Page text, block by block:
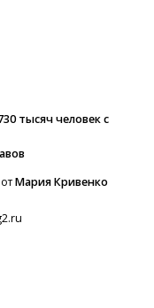
тысяч человек с
отМария Кривенко